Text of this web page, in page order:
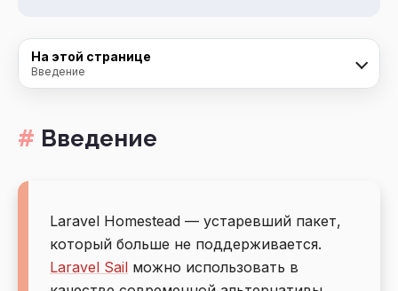
На этой странице
Введение
Введение
Laravel Homestead — устаревший пакет,
который больше не поддерживается.
Laravel Sail можно использовать в